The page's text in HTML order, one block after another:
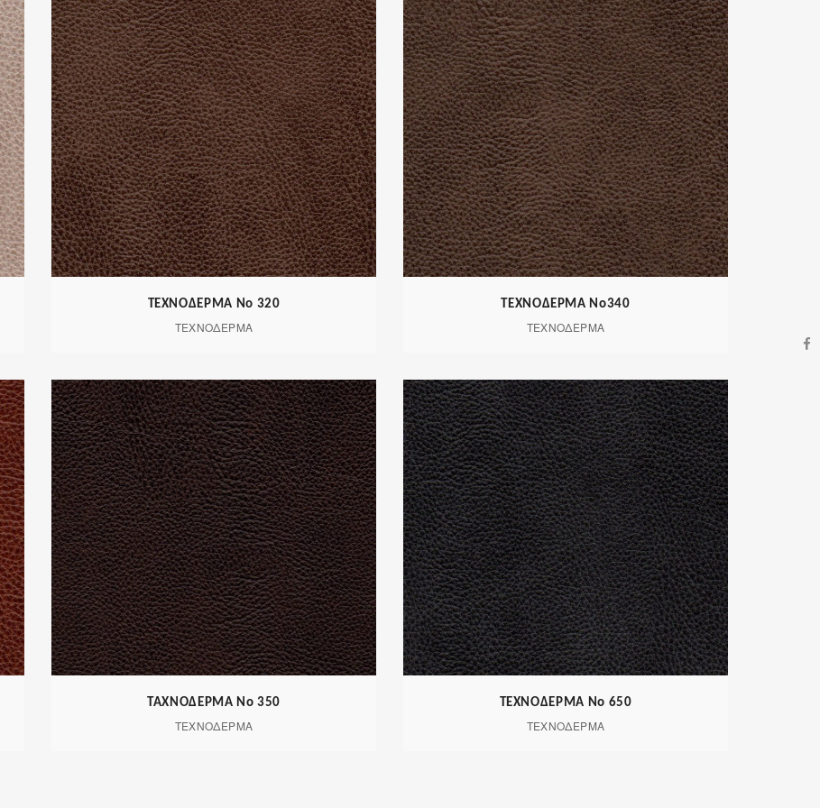
ΤΕΧΝΟΔΕΡΜΑ Νο 320
ΤΕΧΝΟΔΕΡΜΑ
ΤΕΧΝΟΔΕΡΜΑ Νο340
ΤΕΧΝΟΔΕΡΜΑ
ΤΑΧΝΟΔΕΡΜΑ Νο 350
ΤΕΧΝΟΔΕΡΜΑ
ΤΕΧΝΟΔΕΡΜΑ Νο 650
ΤΕΧΝΟΔΕΡΜΑ